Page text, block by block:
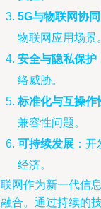
5G与物联网协同
物联网应用场景
安全与隐私保护
络威胁。
标准化与互操作
兼容性问题。
可持续发展 ：
经济。
网作为新一代信
合。通过持续的